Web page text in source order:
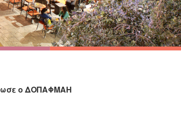
ο ΔΟΠΑΦΜΑΗ